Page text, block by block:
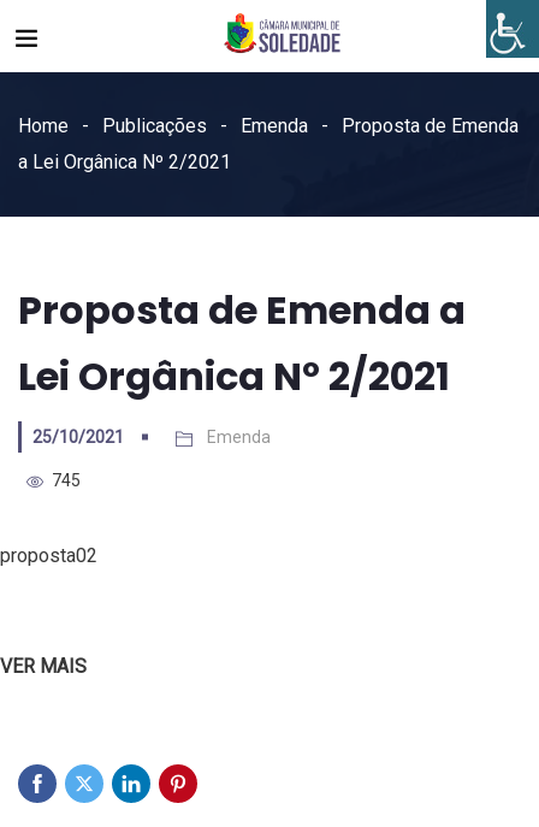
Home Publicações Emenda
Proposta de Emenda
a Lei Orgânica Nº 2/2021
Proposta de Emenda a
Lei Orgânica Nº 2/2021
25/10/2021 Emenda
745
proposta02
VER MAIS